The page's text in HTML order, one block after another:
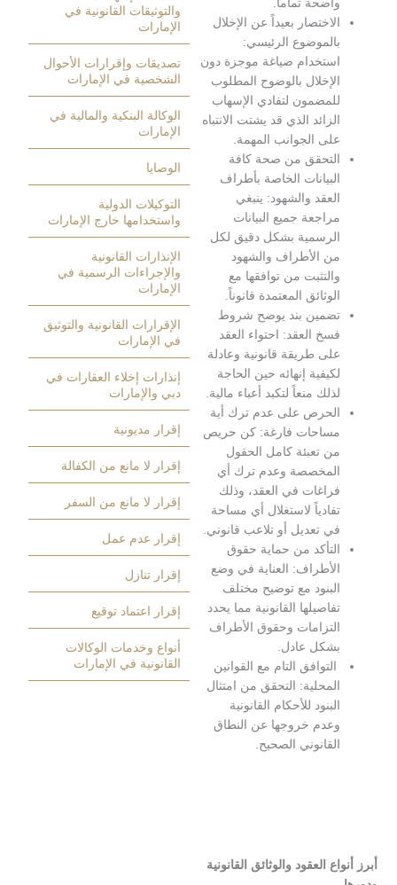
بعيداً عن الإخلال
الرئيسي:
صياغة موجزة دون
بالوضوح المطلوب
لتفادي الإسهاب
الذي قد يشتت الانتباه
الجوانب المهمة.
من صحة كافة
الخاصة بأطراف
والشهود: ينبغي
جميع البيانات
بشكل دقيق لكل
الأطراف والشهود
من توافقها مع
المعتمدة قانوناً.
بند يوضح شروط
العقد: احتواء العقد
طريقة قانونية وعادلة
إنهائه حين الحاجة
منعاً لتكبد أعباء مالية.
على عدم ترك أية
فارغة: كن حريص
تعبئة كامل الحقول
وعدم ترك أي
في العقد، وذلك
لاستغلال أي مساحة
تعديل أو تلاعب قانوني.
من حماية حقوق
العناية في وضع
مع توضيح مختلف
القانونية مما يحدد
وحقوق الأطراف
عادل.
التام مع القوانين
التحقق من امتثال
للأحكام القانونية
خروجها عن النطاق
الصحيح.
العقود والوثائق القانونية
والتوثيقات القانونية في
الإمارات
تصديقات وإقرارات الأحوال
الشخصية في الإمارات
الوكالة البنكية والمالية في
الوصايا
التوكيلات الدولية
واستخدامها خارج الإمارات
الإنذارات القانونية
والإجراءات الرسمية في
الإمارات
الإقرارات القانونية والتوثيق
في الإمارات
إنذارات إخلاء العقارات في
دبي والإمارات
إقرار مديونية
إقرار لا مانع من الكفالة
إقرار لا مانع من السفر
إقرار عدم عمل
إقرار تنازل
إقرار اعتماد توقيع
أنواع وخدمات الوكالات
القانونية في الإمارات